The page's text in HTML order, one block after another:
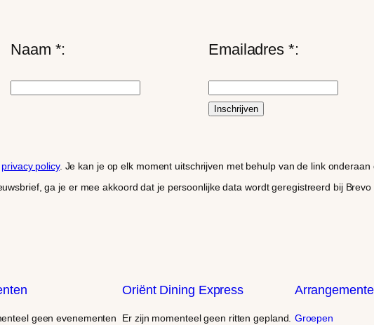
Naam *: Emailadres *:
privacy policy. Je kan je op elk moment uitschrijven met behulp van de link
ga je er mee akkoord dat je persoonlijke data wordt geregistreerd bij
geen evenementen
Oriënt Dining Express
Er zijn momenteel geen ritten gepland. Groepen